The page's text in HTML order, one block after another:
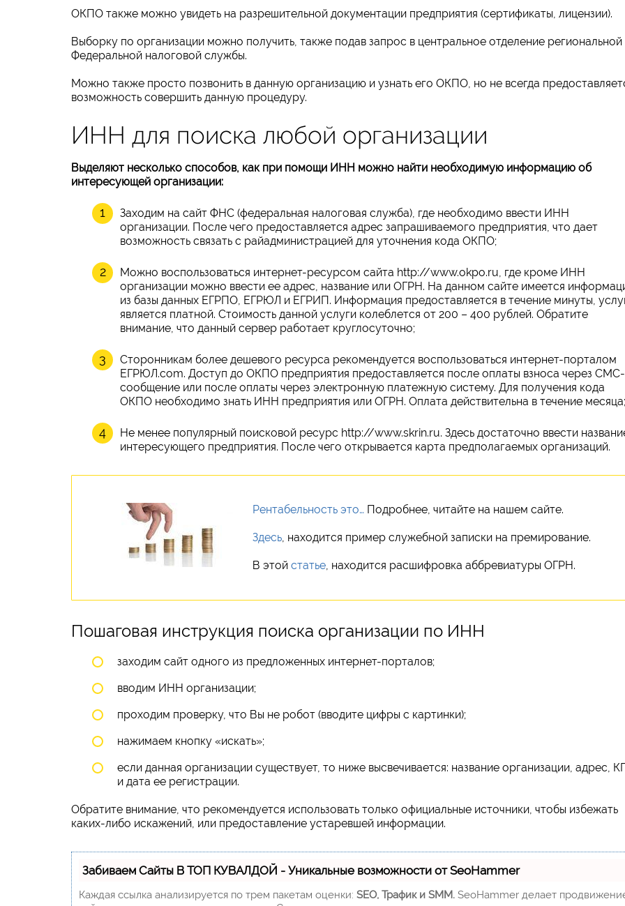
ОКПО также можно увидеть на разрешительной документации предприятия (сертификаты, лицензии).
Выборку по организации можно получить, также подав запрос в центральное отделение региональной
Федеральной налоговой службы.
Можно также просто позвонить в данную организацию и узнать его ОКПО, но не всегда
возможность совершить данную процедуру.
ИНН для поиска любой организации
Выделяют несколько способов, как при помощи ИНН можно найти необходимую информацию об
интересующей организации:
Заходим на сайт ФНС (федеральная налоговая служба), где необходимо ввести ИНН
организации. После чего предоставляется адрес запрашиваемого предприятия, что дает
возможность связать с райадминистрацией для уточнения кода ОКПО;
Можно воспользоваться интернет-ресурсом сайта http://www.okpo.ru, где кроме ИНН
организации можно ввести ее адрес, название или ОГРН. На данном сайте имеется
из базы данных ЕГРПО, ЕГРЮЛ и ЕГРИП. Информация предоставляется в течение минуты,
является платной. Стоимость данной услуги колеблется от 200 – 400 рублей. Обратите
внимание, что данный сервер работает круглосуточно;
Сторонникам более дешевого ресурса рекомендуется воспользоваться интернет-порталом
ЕГРЮЛ.com. Доступ до ОКПО предприятия предоставляется после оплаты взноса через СМС-
сообщение или после оплаты через электронную платежную систему. Для получения кода
ОКПО необходимо знать ИНН предприятия или ОГРН. Оплата действительна в течение месяца;
Не менее популярный поисковой ресурс http://www.skrin.ru. Здесь достаточно ввести
интересующего предприятия. После чего открывается карта предполагаемых организаций.
Рентабельность это… Подробнее, читайте на нашем сайте.
Здесь , находится пример служебной записки на премирование.
В этой статье , находится расшифровка аббревиатуры ОГРН.
Пошаговая инструкция поиска организации по ИНН
заходим сайт одного из предложенных интернет-порталов;
вводим ИНН организации;
проходим проверку, что Вы не робот (вводите цифры с картинки);
нажимаем кнопку «искать»;
если данная организации существует, то ниже высвечивается: название организации, адрес,
и дата ее регистрации.
Обратите внимание, что рекомендуется использовать только официальные источники, чтобы избежать
каких-либо искажений, или предоставление устаревшей информации.
Забиваем Сайты В ТОП КУВАЛДОЙ - Уникальные возможности от SeoHammer
Каждая ссылка анализируется по трем пакетам оценки: SEO, Трафик и SMM. SeoHammer делает